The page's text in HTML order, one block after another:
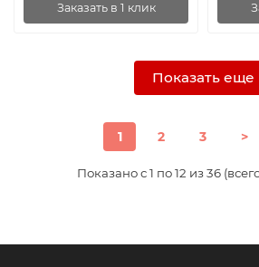
Заказать в 1 клик
Показать еще
1 2 3 >
Показано с 1 по 12 из 36